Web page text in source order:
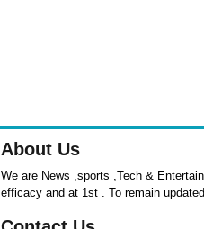
About Us
We are News ,sports ,Tech &
efficacy and at 1st . To remain